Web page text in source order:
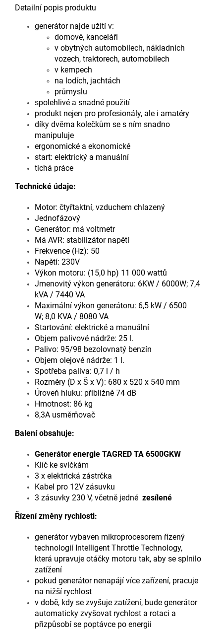
Detailní popis produktu
generátor najde užití v:
domově, kanceláři
v obytných automobilech, nákladních
vozech, traktorech, automobilech
v kempech
na lodích, jachtách
průmyslu
spolehlivé a snadné použití
produkt nejen pro profesionály, ale i amatéry
díky dvěma kolečkům se s ním snadno
manipuluje
ergonomické a ekonomické
start: elektrický a manuální
tichá práce
Technické údaje:
Motor: čtyřtaktní, vzduchem chlazený
Jednofázový
Generátor: má voltmetr
Má AVR: stabilizátor napětí
Frekvence (Hz): 50
Napětí: 230V
Výkon motoru: (15,0 hp) 11 000 wattů
Jmenovitý výkon generátoru: 6KW / 6000W; 7,4
kVA / 7440 VA
Maximální výkon generátoru: 6,5 kW / 6500
W; 8,0 KVA / 8080 VA
Startování: elektrické a manuální
Objem palivové nádrže: 25 l.
Palivo: 95/98 bezolovnatý benzín
Objem olejové nádrže: 1 l.
Spotřeba paliva: 0,7 l / h
Rozměry (D x Š x V): 680 x 520 x 540 mm
Úroveň hluku: přibližně 74 dB
Hmotnost: 86 kg
8,3A usměrňovač
Balení obsahuje:
Generátor energie TAGRED TA 6500GKW
Klíč ke svíčkám
3 x elektrická zástrčka
Kabel pro 12V zásuvku
3 zásuvky 230 V, včetně jedné zesílené
Řízení změny rychlosti:
generátor vybaven mikroprocesorem řízený
technologií Intelligent Throttle Technology,
která upravuje otáčky motoru tak, aby se splnilo
zatížení
pokud generátor nenapájí více zařízení, pracuje
na nižší rychlost
v době, kdy se zvyšuje zatížení, bude generátor
automaticky zvyšovat rychlost a rotaci a
přizpůsobí se poptávce po energii